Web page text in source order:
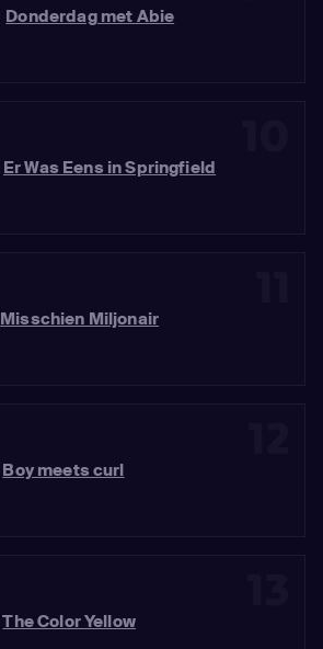
Donderdag met Abie
Er Was Eens in Springfield
Misschien Miljonair
Boy meets curl
The Color Yellow